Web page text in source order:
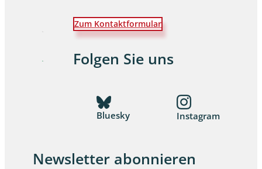
Zum Kontaktformular
Folgen Sie uns
Bluesky Instagram
Newsletter abonnieren